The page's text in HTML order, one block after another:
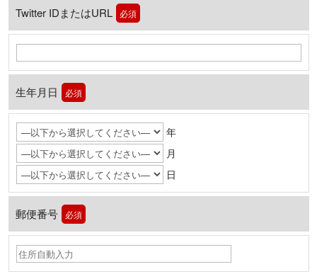
Twitter IDまたはURL 必須
生年月日 必須
年
月
日
郵便番号 必須